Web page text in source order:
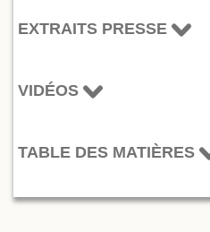
EXTRAITS PRESSE
VIDÉOS
TABLE DES MATIÈRES